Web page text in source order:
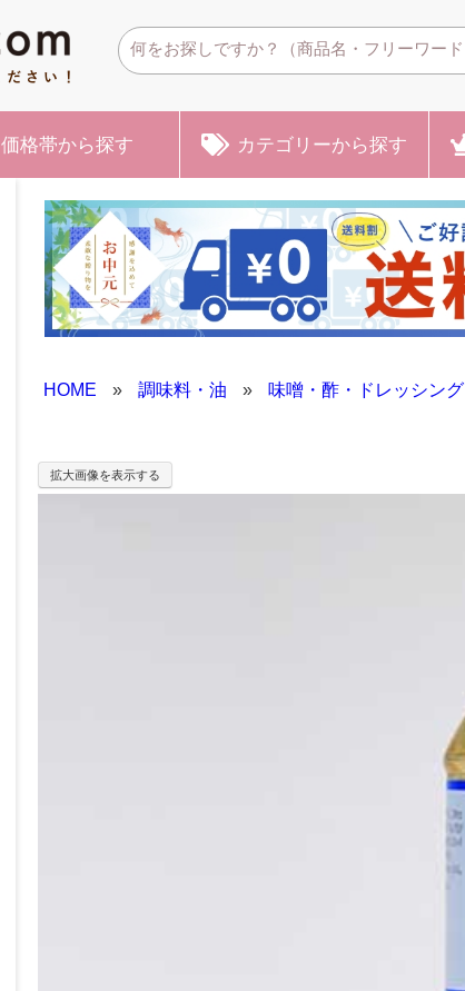
価格帯から探す カテゴリーから探す
HOME » 調味料・油 » 味噌・酢・ドレッシング
拡大画像を表示する